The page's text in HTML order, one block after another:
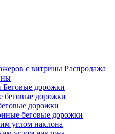
Распродажа
Беговые дорожки
беговые дорожки
дорожки
беговые дорожки
углом наклона